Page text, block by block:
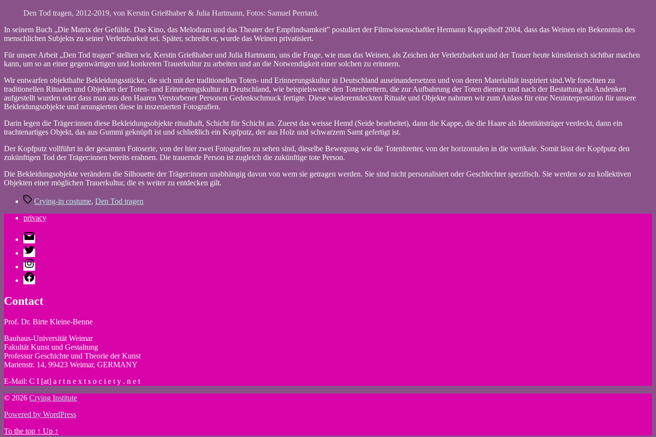
Den Tod tragen, 2012-2019, von Kerstin Grießhaber & Julia Hartmann, Fotos: Samuel Perriard.
In seinem Buch „Die Matrix der Gefühle. Das Kino, das Melodram und das Theater der Empfindsamkeit” postuliert der Filmwissenschaftler Hermann Kappelhoff 2004, dass das Weinen ein Bekenntnis des
menschlichen Subjekts zu seiner Verletzbarkeit sei. Später, schreibt er, wurde das Weinen privatisiert.
Für unsere Arbeit „Den Tod tragen“ stellten wir, Kerstin Grießhaber und Julia Hartmann, uns die Frage, wie man das Weinen, als Zeichen der Verletzbarkeit und der Trauer heute künstlerisch sichtbar machen
kann, um so an einer gegenwärtigen und konkreten Trauerkultur zu arbeiten und an die Notwendigkeit einer solchen zu erinnern.
Wir entwarfen objekthafte Bekleidungsstücke, die sich mit der traditionellen Toten- und Erinnerungskultur in Deutschland auseinandersetzen und von deren Materialität inspiriert sind.Wir forschten zu
traditionellen Ritualen und Objekten der Toten- und Erinnerungskultur in Deutschland, wie beispielsweise den Totenbrettern, die zur Aufbahrung der Toten dienten und nach der Bestattung als Andenken
aufgestellt wurden oder dass man aus den Haaren Verstorbener Personen Gedenkschmuck fertigte. Diese wiederentdeckten Rituale und Objekte nahmen wir zum Anlass für eine Neuinterpretation für unsere
Bekleidungsobjekte und arrangierten diese in inszenierten Fotografien.
Darin legen die Träger:innen diese Bekleidungsobjekte ritualhaft, Schicht für Schicht an. Zuerst das weisse Hemd (Seide bearbeitet), dann die Kappe, die die Haare als Identitätsträger verdeckt, dann ein
trachtenartiges Objekt, das aus Gummi geknüpft ist und schließlich ein Kopfputz, der aus Holz und schwarzem Samt gefertigt ist.
Der Kopfputz vollführt in der gesamten Fotoserie, von der hier zwei Fotografien zu sehen sind, dieselbe Bewegung wie die Totenbretter, von der horizontalen in die vertikale. Somit lässt der Kopfputz den
zukünftigen Tod der Träger:innen bereits erahnen. Die trauernde Person ist zugleich die zukünftige tote Person.
Die Bekleidungsobjekte verändern die Silhouette der Träger:innen unabhängig davon von wem sie getragen werden. Sie sind nicht personalisiert oder Geschlechter spezifisch. Sie werden so zu kollektiven
Objekten einer möglichen Trauerkultur, die es weiter zu entdecken gilt.
TagsCrying-in costume, Den Tod tragen
privacy
E-
Mail
Twitter
Instagram
Facebook
Contact
Prof. Dr. Birte Kleine-Benne
Bauhaus-Universität Weimar
Fakultät Kunst und Gestaltung
Professur Geschichte und Theorie der Kunst
Marienstr. 14, 99423 Weimar, GERMANY
E-Mail: C I [at] a r t n e x t s o c i e t y . n e t
© 2026 Crying Institute
Powered by WordPress
To the top ↑ Up ↑